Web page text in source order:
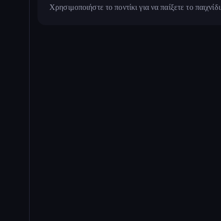
Χρησιμοποιήστε το ποντίκι για να παίξετε το